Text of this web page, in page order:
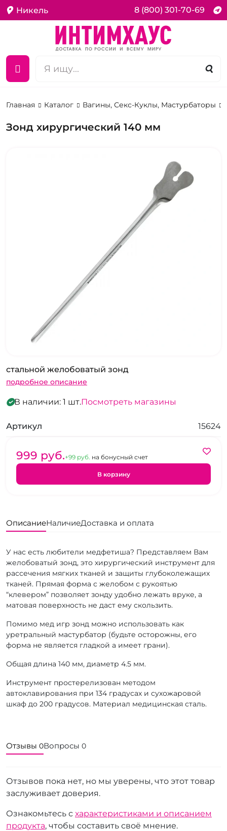
Никель 8 (800) 301-70-69
Главная Каталог Вагины, Секс-Куклы, Мастурбаторы
Зонд хирургический 140 мм
стальной желобоватый зонд
подробное описание
В наличии: 1 шт.Посмотреть магазины
Артикул 15624
999 pуб.+99 pуб. на бонусный счет
В корзину
ОписаниеНаличиеДоставка и оплата
У нас есть любители медфетиша? Представляем Вам
желобоватый зонд, это хирургический инструмент для
рассечения мягких тканей и защиты глубоколежащих
тканей. Прямая форма с желобом с рукоятью
“клевером” позволяет зонду удобно лежать вруке, а
матовая поверхность не даст ему скользить.
Помимо мед игр зонд можно использовать как
уретральный мастурбатор (будьте осторожны, его
форма не является гладкой а имеет грани).
Общая длина 140 мм, диаметр 4.5 мм.
Инструмент простерелизован методом
автоклавирования при 134 градусах и сухожаровой
шкаф до 200 градусов. Материал медицинская сталь.
Отзывы 0Вопросы 0
Отзывов пока нет, но мы уверены, что этот товар
заслуживает доверия.
Ознакомьтесь с характеристиками и описанием
продукта, чтобы составить своё мнение.